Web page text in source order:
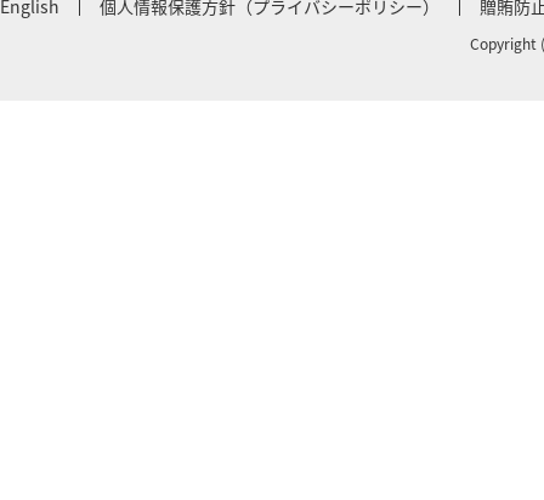
English 個人情報保護方針（プライバシーポリシー） 贈賄防
Copyright